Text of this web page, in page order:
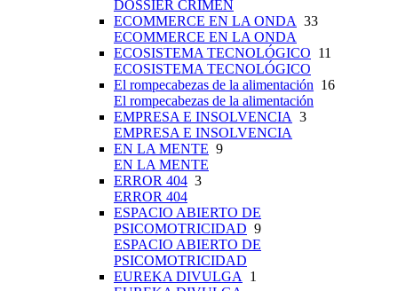
DOSSIER CRIMEN
ECOMMERCE EN LA ONDA 33
ECOMMERCE EN LA ONDA
ECOSISTEMA TECNOLÓGICO 11
ECOSISTEMA TECNOLÓGICO
El rompecabezas de la alimentación 16
El rompecabezas de la alimentación
EMPRESA E INSOLVENCIA 3
EMPRESA E INSOLVENCIA
EN LA MENTE 9
EN LA MENTE
ERROR 404 3
ERROR 404
ESPACIO ABIERTO DE
PSICOMOTRICIDAD 9
ESPACIO ABIERTO DE
PSICOMOTRICIDAD
EUREKA DIVULGA
1